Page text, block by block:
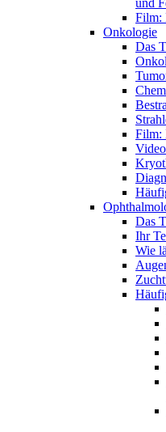
und
Film:
Onkologie
Das
Film:
Das
Ihr
Wie